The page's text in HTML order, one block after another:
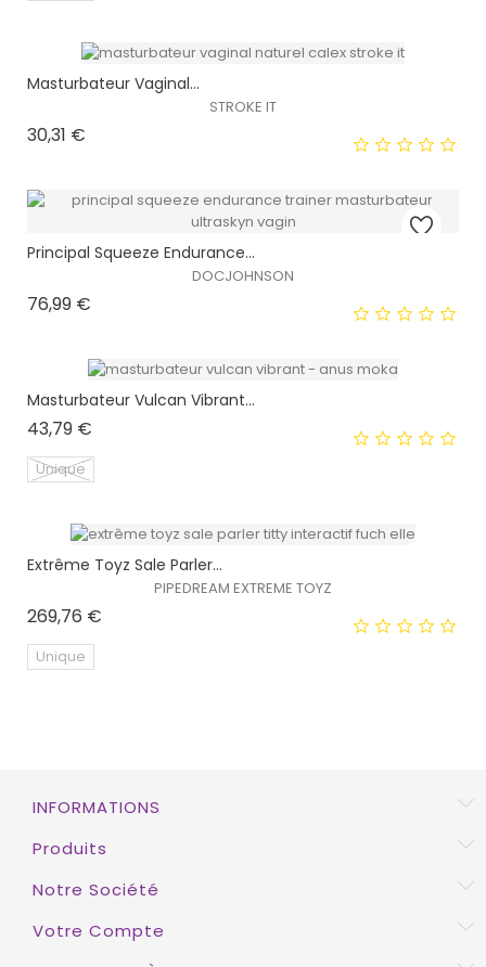
HORS STOCK
Masturbateur Vaginal...
STROKE IT
30,31 €
HORS STOCK
Principal Squeeze Endurance...
DOCJOHNSON
76,99 €
HORS STOCK
Masturbateur Vulcan Vibrant...
43,79 €
Unique
Extrême Toyz Sale Parler...
PIPEDREAM EXTREME TOYZ
269,76 €
Unique
INFORMATIONS
Produits
Notre Société
Votre Compte